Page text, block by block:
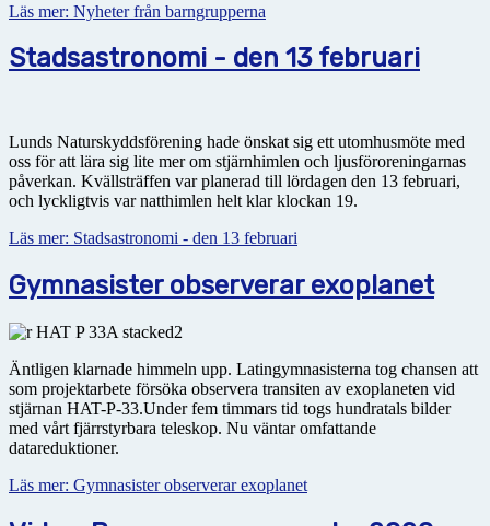
Läs mer: Nyheter från barngrupperna
Stadsastronomi - den 13 februari
Lunds Naturskyddsförening hade önskat sig ett utomhusmöte med
oss för att lära sig lite mer om stjärnhimlen och ljusföroreningarnas
påverkan. Kvällsträffen var planerad till lördagen den 13 februari,
och lyckligtvis var natthimlen helt klar klockan 19.
Läs mer: Stadsastronomi - den 13 februari
Gymnasister observerar exoplanet
Äntligen klarnade himmeln upp. Latingymnasisterna tog chansen att
som projektarbete försöka observera transiten av exoplaneten vid
stjärnan HAT-P-33.Under fem timmars tid togs hundratals bilder
med vårt fjärrstyrbara teleskop. Nu väntar omfattande
datareduktioner.
Läs mer: Gymnasister observerar exoplanet